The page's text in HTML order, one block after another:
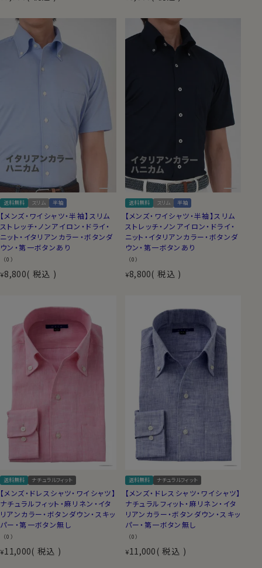
送料無料 スリム 半袖
【メンズ・ワイシャツ・半袖】スリム
ストレッチ・ノンアイロン・ドライ・
ニット・イタリアンカラー・ボタンダ
ウン・第一ボタンあり
（0）
¥8,800 税込
送料無料 スリム 半袖
【メンズ・ワイシャツ・半袖】スリム
ストレッチ・ノンアイロン・ドライ・
ニット・イタリアンカラー・ボタンダ
ウン・第一ボタンあり
（0）
¥8,800 税込
送料無料 ナチュラルフィット
【メンズ・ドレスシャツ・ワイシャツ】
ナチュラルフィット・麻リネン・イタ
リアンカラー・ボタンダウン・スキッ
パー・第一ボタン無し
（0）
¥11,000 税込
送料無料 ナチュラルフィット
【メンズ・ドレスシャツ・ワイシャツ】
ナチュラルフィット・麻リネン・イタ
リアンカラー・ボタンダウン・スキッ
パー・第一ボタン無し
（0）
¥11,000 税込